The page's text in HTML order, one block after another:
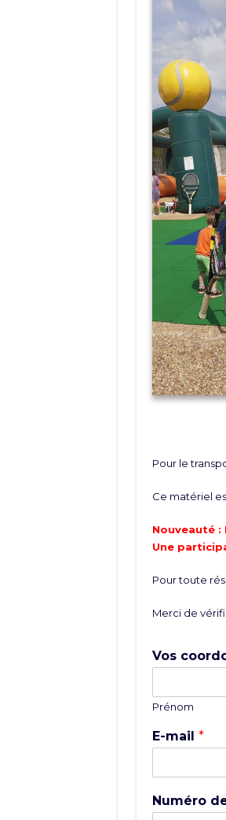
Pour le
Ce matériel
Nouveauté
Une
Pour toute
Merci de
Vos
Prénom
E-mail *
Numéro